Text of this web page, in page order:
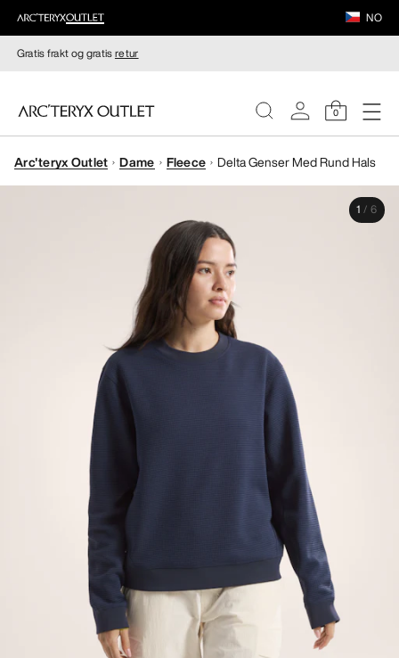
NO
Gratis frakt og gratisretur
0
DAMER
Arc'teryx Outlet Dame Fleece Delta Genser Med Rund Hals
1 / 6